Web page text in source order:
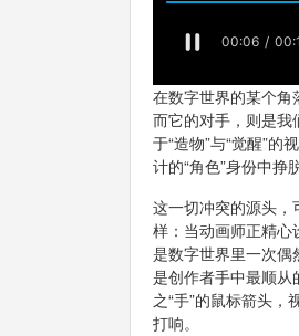
在数字世界的某个角
而它的对手，则是
于“造物”与“觉醒”
计的“角色”身份中挣
这一切冲突的源头，
样：当动画师正精心
是数字世界里一次偶
是创作者手中最顺
之“手”的鼠标箭头
打响。